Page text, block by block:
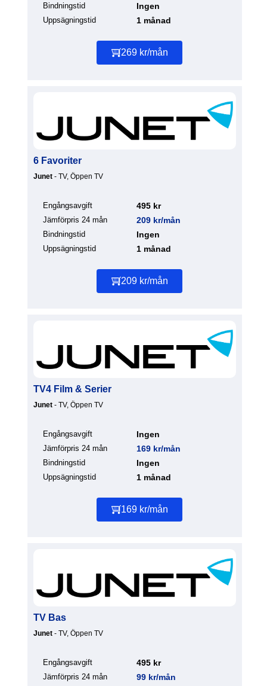
Bindningstid Ingen
Uppsägningstid 1 månad
269 kr/mån
6 Favoriter
Junet - TV, Öppen TV
Engångsavgift 495 kr
Jämförpris 24 mån 209 kr/mån
Bindningstid Ingen
Uppsägningstid 1 månad
209 kr/mån
TV4 Film & Serier
Junet - TV, Öppen TV
Engångsavgift Ingen
Jämförpris 24 mån 169 kr/mån
Bindningstid Ingen
Uppsägningstid 1 månad
169 kr/mån
TV Bas
Junet - TV, Öppen TV
Engångsavgift 495 kr
Jämförpris 24 mån 99 kr/mån